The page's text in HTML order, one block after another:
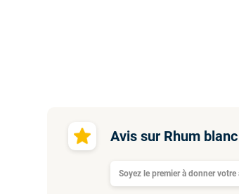
Avis sur Rhum
Soyez le premier à donner votre